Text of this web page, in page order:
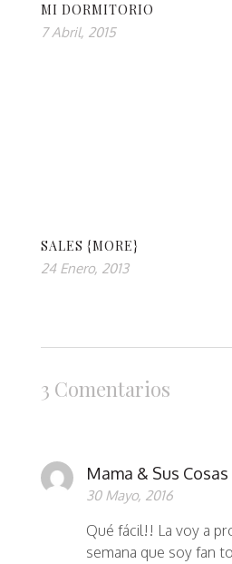
MI DORMITORIO
7 Abril, 2015
SALES {MORE}
24 Enero, 2013
3 Comentarios
Mama & Sus Cosas
30 Mayo, 2016
Qué fácil!! La voy a
semana que soy fan